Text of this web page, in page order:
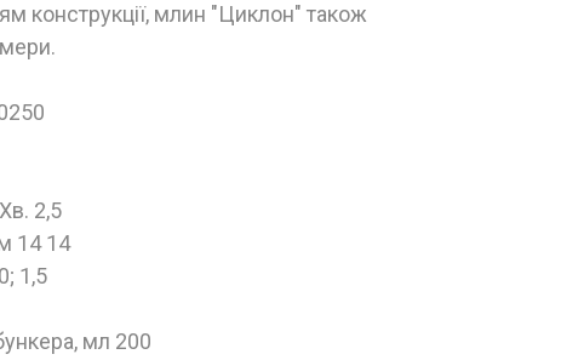
конструкції, млин "Циклон" також
2,5
14 14
1,5
мл 200